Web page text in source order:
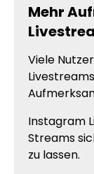
Mehr
Viele
Instagram
Streams
zu lassen.